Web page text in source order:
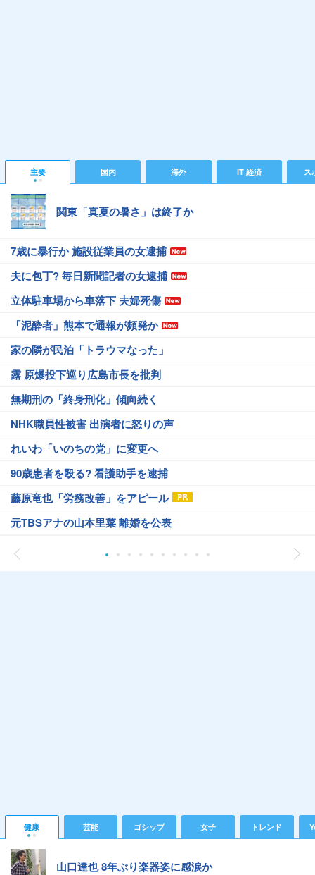
主要 国内 海外 IT 経済 ス
関東「真夏の暑さ」は終了か
7歳に暴行か 施設従業員の女逮捕
夫に包丁? 毎日新聞記者の女逮捕
立体駐車場から車落下 夫婦死傷
「泥酔者」熊本で通報が頻発か
家の隣が民泊「トラウマなった」
露 原爆投下巡り広島市長を批判
無期刑の「終身刑化」傾向続く
NHK職員性被害 出演者に怒りの声
れいわ「いのちの党」に変更へ
90歳患者を殴る? 看護助手を逮捕
藤原竜也「労務改善」をアピール
元TBSアナの山本里菜 離婚を公表
健康 芸能 ゴシップ 女子 トレンド
山口達也 8年ぶり楽器姿に感涙か